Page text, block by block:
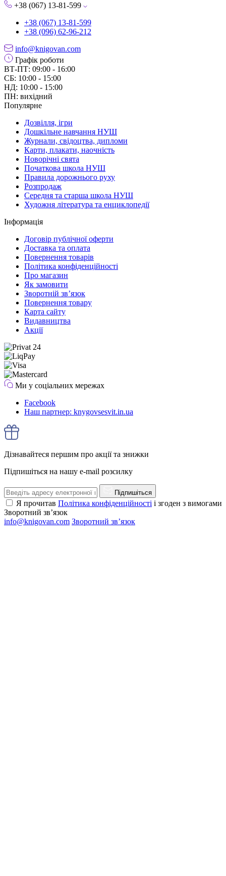
+38 (067) 13-81-599
+38 (067) 13-81-599
+38 (096) 62-96-212
info@knigovan.com
Графік роботи
ВТ-ПТ: 09:00 - 16:00
СБ: 10:00 - 15:00
НД: 10:00 - 15:00
ПН: вихідний
Популярне
Дозвілля, ігри
Дошкільне навчання НУШ
Журнали, свідоцтва, дипломи
Карти, плакати, наочність
Новорічні свята
Початкова школа НУШ
Правила дорожнього руху
Розпродаж
Середня та старша школа НУШ
Художня література та енциклопедії
Інформація
Договір публічної оферти
Доставка та оплата
Повернення товарів
Політика конфіденційності
Про магазин
Як замовити
Зворотній зв’язок
Повернення товару
Карта сайту
Видавництва
Акції
Ми у соціальних мережах
Facebook
Наш партнер: knygovsesvit.in.ua
Дізнавайтеся першим про акції та знижки
Підпишіться на нашу e-mail розсилку
Підпишіться
Я прочитав Політика конфіденційності і згоден з вимогами
Зворотний зв’язок
info@knigovan.com Зворотний зв’язок